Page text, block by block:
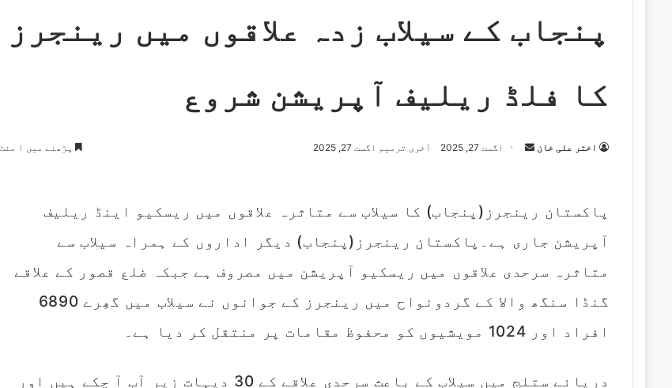
پنجاب کے سیلاب زدہ علاقوں میں رینجرز
کا فلڈ ریلیف آپریشن شروع
اختر علی خان
S
n
m
l
اگست 27, 2025 آخری ترمیم اگست 27, 2025 پڑھنے میں ۱ منٹ
پاکستان رینجرز(پنجاب) کا سیلاب سے متاثرہ علاقوں میں ریسکیو اینڈ ریلیف
آپریشن جاری ہے۔پاکستان رینجرز(پنجاب) دیگر اداروں کے ہمراہ سیلاب سے
متاثرہ سرحدی علاقوں میں ریسکیو آپریشن میں مصروف ہے جبکہ ضلع قصور کے علاقے
گنڈا سنگھ والا کے گردونواح میں رینجرز کے جوانوں نے سیلاب میں گھِرے 6890
افراد اور 1024 مویشیوں کو محفوظ مقامات پر منتقل کر دیا ہے۔
دریائے ستلج میں سیلاب کے باعث سرحدی علاقے کے 30 دیہات زیر آب آ چکے ہیں اور